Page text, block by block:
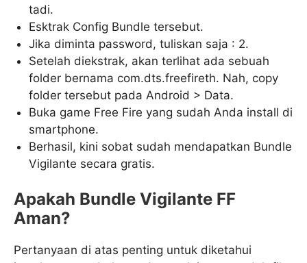
tadi.
Esktrak Config Bundle tersebut.
Jika diminta password, tuliskan saja : 2.
Setelah diekstrak, akan terlihat ada sebuah
folder bernama com.dts.freefireth. Nah, copy
folder tersebut pada Android > Data.
Buka game Free Fire yang sudah Anda install di
smartphone.
Berhasil, kini sobat sudah mendapatkan Bundle
Vigilante secara gratis.
Apakah Bundle Vigilante FF
Aman?
Pertanyaan di atas penting untuk diketahui